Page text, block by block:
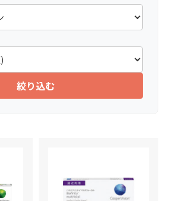
絞り込む